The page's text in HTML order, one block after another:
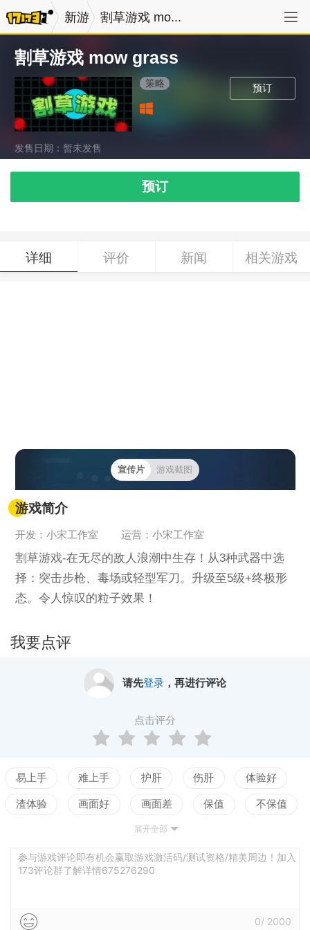
新游 割草游戏 mo...
割草游戏 mow grass
预订
策略
发售日期：暂未发售
预订
详细 评价 新闻 相关游戏
宣传片 游戏截图
游戏简介
开发：小宋工作室 运营：小宋工作室
割草游戏-在无尽的敌人浪潮中生存！从3种武器中选
择：突击步枪、毒场或轻型军刀。升级至5级+终极形
态。令人惊叹的粒子效果！
我要点评
请先登录，再进行评论
点击评分
易上手 难上手 护肝 伤肝 体验好
渣体验 画面好 画面差 保值 不保值
测试
展开全部
参与游戏评论即有机会赢取游戏激活码/测试资格/精美周边！加入
173评论群了解详情675276290
0/ 2000